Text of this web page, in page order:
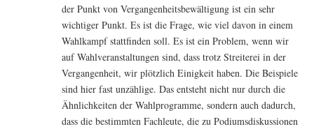
der Punkt von Ver­gan­gen­heits­be­wäl­ti­gung ist ein sehr
wich­ti­ger Punkt. Es ist die Fra­ge, wie viel davon in einem
Wahl­kampf statt­fin­den soll. Es ist ein Pro­blem, wenn wir
auf Wahl­ver­an­stal­tun­gen sind, dass trotz Strei­te­rei in der
Ver­gan­gen­heit, wir plötz­lich Einig­keit haben. Die Bei­spie­le
sind hier fast unzäh­li­ge. Das ent­steht nicht nur durch die
Ähn­lich­kei­ten der Wahl­pro­gram­me, son­dern auch dadurch,
dass die bestimm­ten Fach­leu­te, die zu Podi­ums­dis­kus­sio­nen